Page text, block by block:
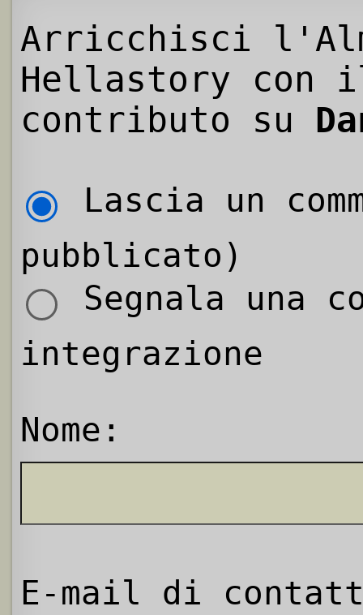
Arricchisci
Hellastory con
contributo su
Lascia un
pubblicato)
Segnala una
integrazione
Nome:
E-mail di